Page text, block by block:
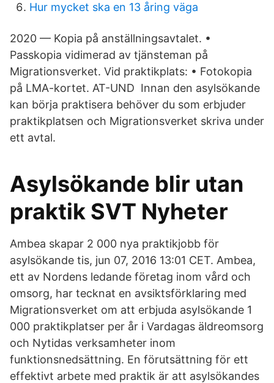
Hur mycket ska en 13 åring väga
2020 — Kopia på anställningsavtalet. •
Passkopia vidimerad av tjänsteman på
Migrationsverket. Vid praktikplats: • Fotokopia
på LMA-kortet. AT-UND Innan den asylsökande
kan börja praktisera behöver du som erbjuder
praktikplatsen och Migrationsverket skriva under
ett avtal.
Asylsökande blir utan
praktik SVT Nyheter
Ambea skapar 2 000 nya praktikjobb för
asylsökande tis, jun 07, 2016 13:01 CET. Ambea,
ett av Nordens ledande företag inom vård och
omsorg, har tecknat en avsiktsförklaring med
Migrationsverket om att erbjuda asylsökande 1
000 praktikplatser per år i Vardagas äldreomsorg
och Nytidas verksamheter inom
funktionsnedsättning. En förutsättning för ett
effektivt arbete med praktik är att asylsökandes